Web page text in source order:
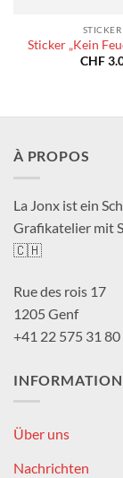
STICKER
Sticker „Kein
CHF
À PROPOS
La Jonx ist ein
Grafikatelier mit
🇨🇭
Rue des rois 17
1205 Genf
+41 22 575 31 80
INFORMATION
Über uns
Nachrichten